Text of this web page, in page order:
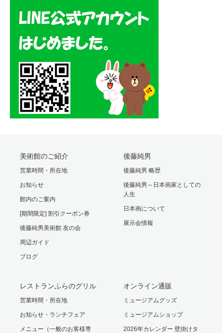
美術館のご紹介
営業時間・所在地
お知らせ
館内のご案内
[期間限定] 割引クーポン券
後藤純男美術館 友の会
周辺ガイド
ブログ
後藤純男
後藤純男 略歴
後藤純男～日本画家としての
人生
日本画について
展示会情報
レストランふらのグリル
営業時間・所在地
お知らせ・ランチフェア
メニュー（一般のお客様専
オンライン通販
ミュージアムグッズ
ミュージアムショップ
2026年カレンダー 壁掛けタ